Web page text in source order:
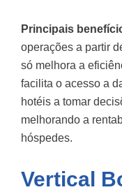
Principais
operações a partir
só melhora a
facilita o acesso a
hotéis a tomar
melhorando a
hóspedes.
Vertical